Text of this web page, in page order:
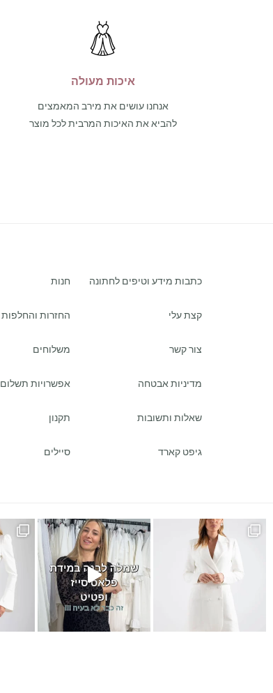
איכות מעולה
אנחנו עושים את מירב המאמצים
להביא את האיכות המרבית לכל מוצר
כתבות מידע וטיפים לחתונה
קצת עלי
צור קשר
מדיניות אבטחה
שאלות ותשובות
גיפט קארד
חנות
החזרות והחלפות
משלוחים
אפשרויות תשלום
תקנון
סיילים
של פלאס סייז / מיד סכמה ביקשתן שהשמלה הזאת תחזו